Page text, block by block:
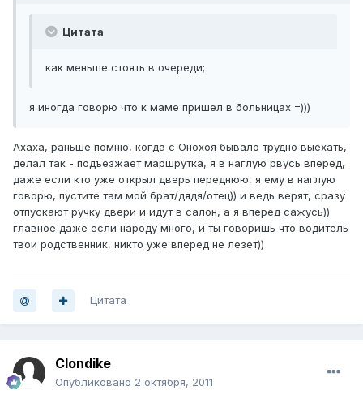
Цитата
как меньше стоять в очереди;
я иногда говорю что к маме пришел в больницах =)))
Ахаха, раньше помню, когда с Онохоя бывало трудно выехать,
делал так - подъезжает маршрутка, я в наглую рвусь вперед,
даже если кто уже открыл дверь переднюю, я ему в наглую
говорю, пустите там мой брат/дядя/отец)) и ведь верят, сразу
отпускают ручку двери и идут в салон, а я вперед сажусь))
главное даже если народу много, и ты говоришь что водитель
твои родственник, никто уже вперед не лезет))
Цитата
Clondike
Опубликовано 2 октября, 2011